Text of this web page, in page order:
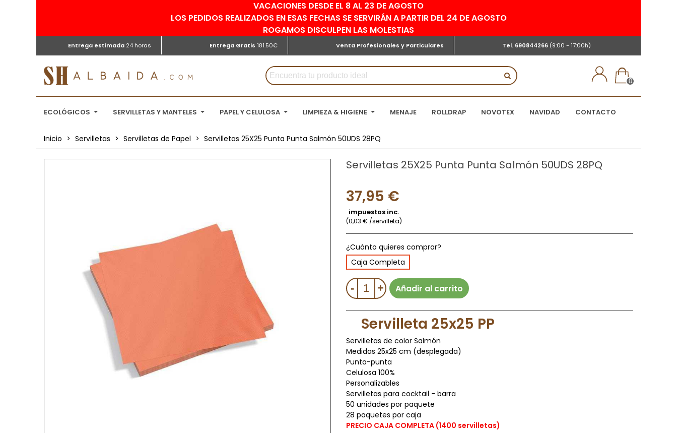
VACACIONES DESDE EL 8 AL 23 DE AGOSTO
LOS PEDIDOS REALIZADOS EN ESAS FECHAS SE SERVIRÁN A PARTIR DEL 24 DE AGOSTO
ROGAMOS DISCULPEN LAS MOLESTIAS
Entrega estimada24 horas Entrega Gratis 181.50€ Venta Profesionales y Particulares Tel. 690844266 (9:00 - 17:00h)
0
ECOLÓGICOS SERVILLETAS Y MANTELES PAPEL Y CELULOSA LIMPIEZA & HIGIENE MENAJE ROLLDRAP NOVOTEX NAVIDAD CONTACTO
Inicio > Servilletas > Servilletas de Papel > Servilletas 25X25 Punta Punta Salmón 50UDS 28PQ
Servilletas 25X25 Punta Punta Salmón 50UDS 28PQ
37,95 €
impuestos inc.
(0,03 € /servilleta)
¿Cuánto quieres comprar?
Caja Completa
- + Añadir al carrito
Servilleta 25x25 PP
Servilletas de color Salmón
Medidas 25x25 cm (desplegada)
Punta-punta
Celulosa 100%
Personalizables
Servilletas para cocktail - barra
50 unidades por paquete
28 paquetes por caja
PRECIO CAJA COMPLETA (1400 servilletas)